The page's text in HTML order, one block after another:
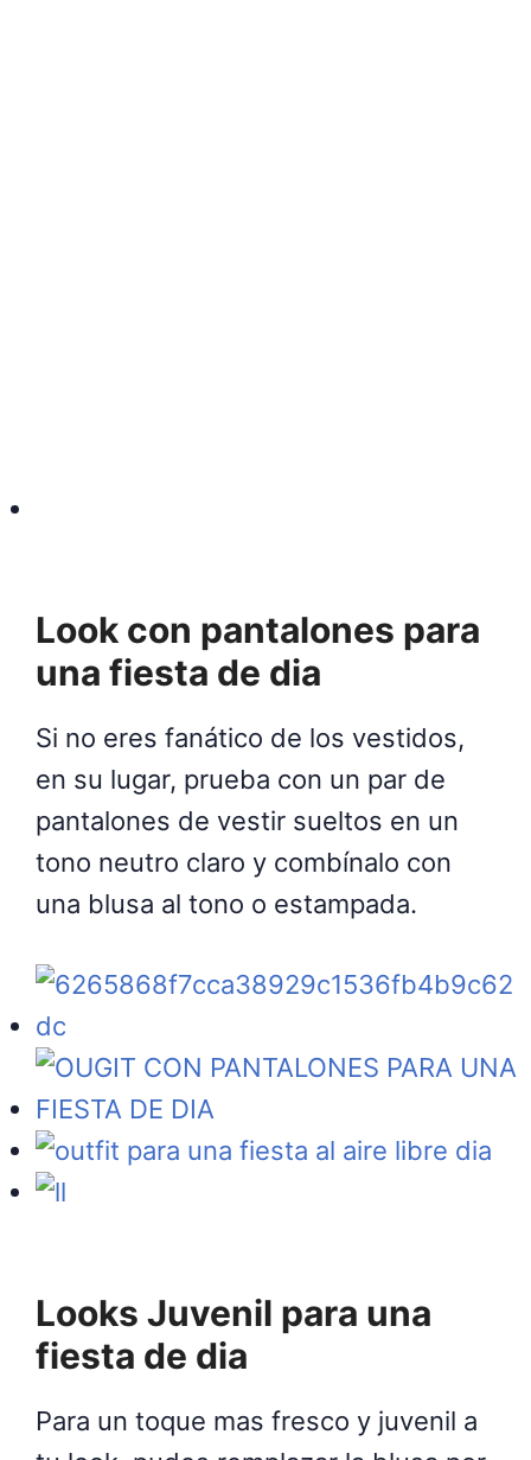
Look con pantalones para
una fiesta de dia
Si no eres fanático de los vestidos,
en su lugar, prueba con un par de
pantalones de vestir sueltos en un
tono neutro claro y combínalo con
una blusa al tono o estampada.
Looks Juvenil para una
fiesta de dia
Para un toque mas fresco y juvenil a